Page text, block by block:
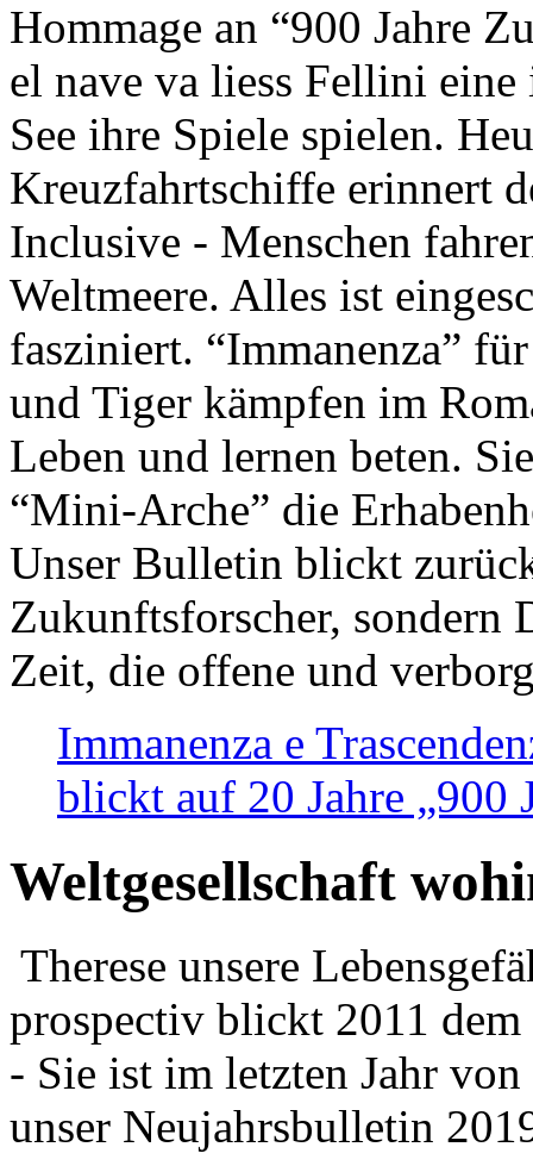
Hommage an “900 Jahre
el nave va liess Fellini
See ihre Spiele spielen.
Kreuzfahrtschiffe erinnert
Inclusive - Menschen
Weltmeere. Alles ist
fasziniert. “Immanenza”
und Tiger kämpfen im
Leben und lernen beten.
“Mini-Arche” die
Unser Bulletin blickt
Zukunftsforscher, sondern
Zeit, die offene und
Immanenza e
blickt auf 20 Jahre „900
Weltgesellschaft
Therese unsere
prospectiv blickt 2011
- Sie ist im letzten Jahr
unser Neujahrsbulletin